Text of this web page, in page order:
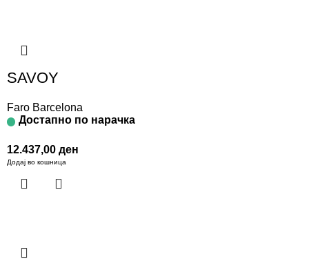
SAVOY
Faro Barcelona
Достапно по нарачка
12.437,00 ден
Додај во кошница